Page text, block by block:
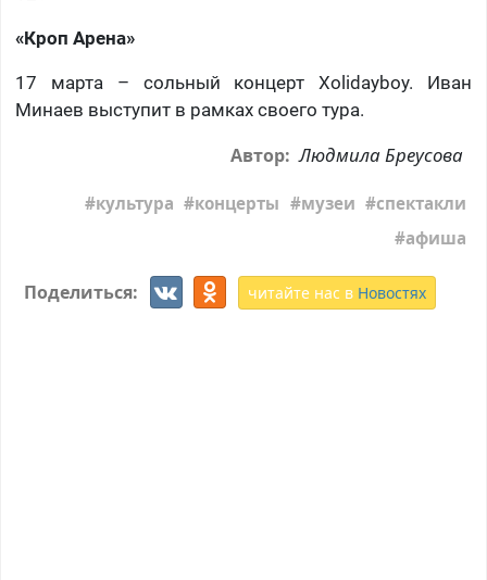
«Кроп Арена»
17 марта – сольный концерт Xolidayboy. Иван
Минаев выступит в рамках своего тура.
Автор: Людмила Бреусова
культура концерты музеи
спектакли
афиша
Поделиться: читайте нас в Новостях